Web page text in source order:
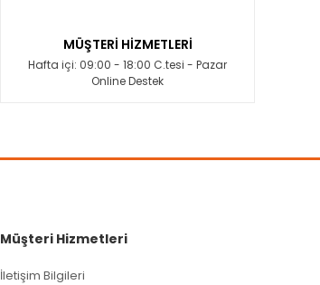
MÜŞTERİ HİZMETLERİ
Hafta içi: 09:00 - 18:00 C.tesi - Pazar
Online Destek
Müşteri Hizmetleri
İletişim Bilgileri